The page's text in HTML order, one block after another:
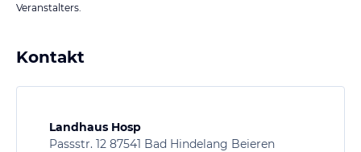
Veranstalters.
Kontakt
Landhaus Hosp
Passstr. 12 87541 Bad Hindelang Beieren